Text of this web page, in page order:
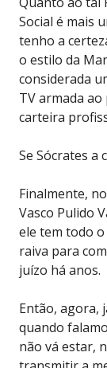
Social é mais
tenho a
o estilo da
considerada
TV armada
carteira
Se Sócrates a
Finalmente,
Vasco Pulido
ele tem todo
raiva para
juízo há anos.
Então, agora,
quando
não vá estar,